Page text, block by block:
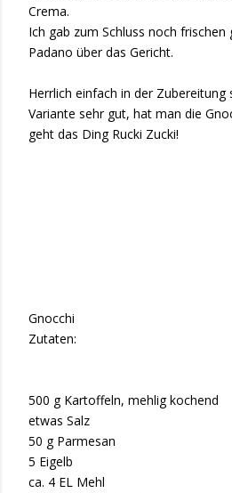
Crema.
Ich gab zum Schluss noch frischen
Padano über das Gericht.
Herrlich einfach in der Zubereitung
Variante sehr gut, hat man die
geht das Ding Rucki Zucki!
Gnocchi
Zutaten:
500 g Kartoffeln, mehlig kochend
etwas Salz
50 g Parmesan
5 Eigelb
ca. 4 EL Mehl